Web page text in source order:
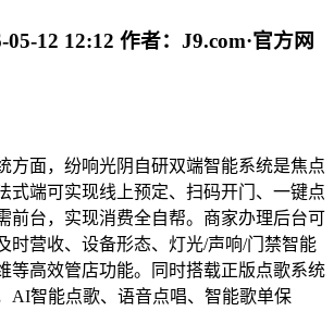
05-12 12:12 作者： J9.com·官方网
面，纷响光阴自研双端智能系统是焦点
式端可实现线上预定、扫码开门、一键点
前台，实现消费全自帮。商家办理后台可
时营收、设备形态、灯光/声响/门禁智能
等高效管店功能。同时搭载正版点歌系统
AI智能点歌、语音点唱、智能歌单保